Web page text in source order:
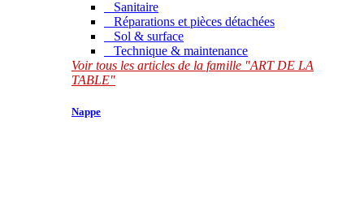
Sanitaire
Réparations et pièces détachées
Sol & surface
Technique & maintenance
Voir tous les articles de la famille "ART DE LA
TABLE"
Nappe